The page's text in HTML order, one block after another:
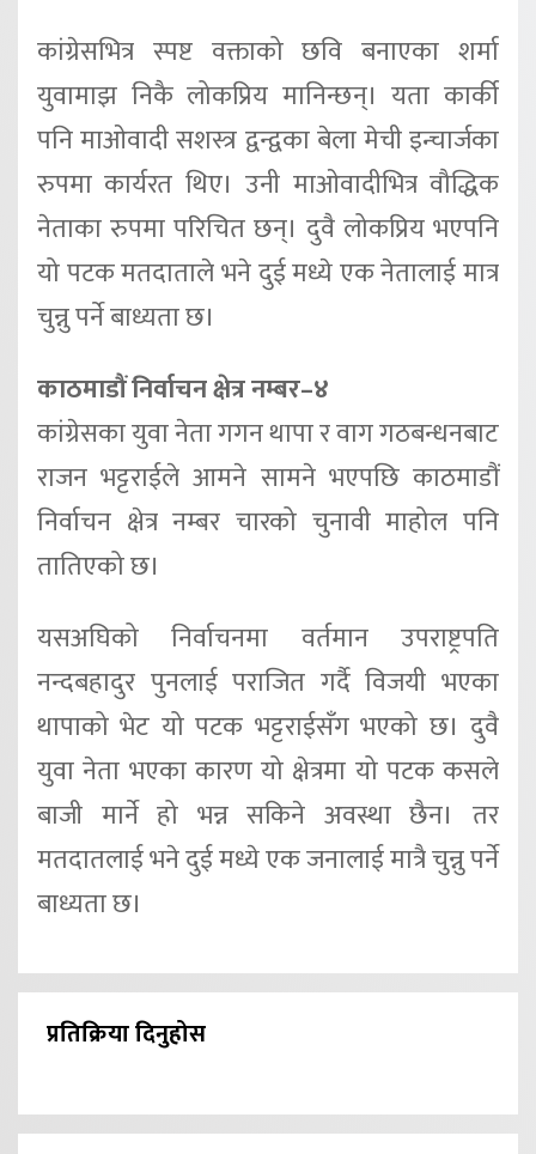
कांग्रेसभित्र स्पष्ट वक्ताको छवि बनाएका शर्मा
युवामाझ निकै लोकप्रिय मानिन्छन्। यता कार्की
पनि माओवादी सशस्त्र द्वन्द्वका बेला मेची इन्चार्जका
रुपमा कार्यरत थिए। उनी माओवादीभित्र वौद्धिक
नेताका रुपमा परिचित छन्। दुवै लोकप्रिय भएपनि
यो पटक मतदाताले भने दुई मध्ये एक नेतालाई मात्र
चुन्नु पर्ने बाध्यता छ।
काठमाडौं निर्वाचन क्षेत्र नम्बर–४
कांग्रेसका युवा नेता गगन थापा र वाग गठबन्धनबाट
राजन भट्टराईले आमने सामने भएपछि काठमाडौं
निर्वाचन क्षेत्र नम्बर चारको चुनावी माहोल पनि
तातिएको छ।
यसअघिको निर्वाचनमा वर्तमान उपराष्ट्रपति
नन्दबहादुर पुनलाई पराजित गर्दै विजयी भएका
थापाको भेट यो पटक भट्टराईसँग भएको छ। दुवै
युवा नेता भएका कारण यो क्षेत्रमा यो पटक कसले
बाजी मार्ने हो भन्न सकिने अवस्था छैन। तर
मतदातलाई भने दुई मध्ये एक जनालाई मात्रै चुन्नु पर्ने
बाध्यता छ।
प्रतिक्रिया दिनुहोस